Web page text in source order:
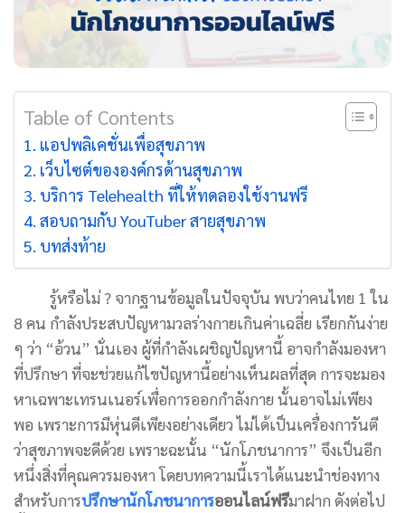
Table of Contents
แอปพลิเคชั่นเพื่อสุขภาพ
เว็บไซต์ขององค์กรด้านสุขภาพ
บริการ Telehealth ที่ให้ทดลองใช้งานฟรี
สอบถามกับ YouTuber สายสุขภาพ
บทส่งท้าย
รู้หรือไม่ ? จากฐานข้อมูลในปัจจุบัน พบว่าคนไทย 1 ใน
8 คน กำลังประสบปัญหามวลร่างกายเกินค่าเฉลี่ย เรียกกันง่าย
ๆ ว่า “อ้วน” นั่นเอง ผู้ที่กำลังเผชิญปัญหานี้ อาจกำลังมองหา
ที่ปรึกษา ที่จะช่วยแก้ไขปัญหานี้อย่างเห็นผลที่สุด การจะมอง
หาเฉพาะเทรนเนอร์เพื่อการออกกำลังกาย นั้นอาจไม่เพียง
พอ เพราะการมีหุ่นดีเพียงอย่างเดียว ไม่ได้เป็นเครื่องการันตี
ว่าสุขภาพจะดีด้วย เพราะฉะนั้น “นักโภชนาการ” จึงเป็นอีก
หนึ่งสิ่งที่คุณควรมองหา โดยบทความนี้เราได้แนะนำช่องทาง
สำหรับการปรึกษานักโภชนาการออนไลน์ฟรีมาฝาก ดังต่อไป